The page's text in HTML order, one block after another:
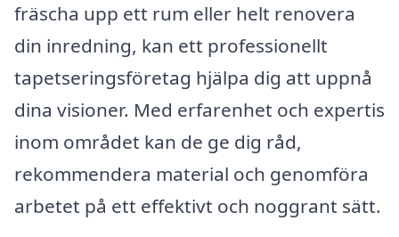
fräscha upp ett rum eller helt renovera
din inredning, kan ett professionellt
tapetseringsföretag hjälpa dig att uppnå
dina visioner. Med erfarenhet och expertis
inom området kan de ge dig råd,
rekommendera material och genomföra
arbetet på ett effektivt och noggrant sätt.